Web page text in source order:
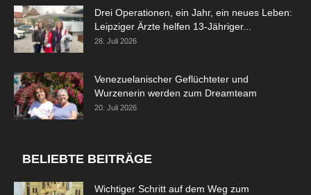
Drei Operationen, ein Jahr, ein neues Leben:
Leipziger Ärzte helfen 13-Jähriger...
28. Juli 2026
Venezuelanischer Geflüchteter und
Wurzenerin werden zum Dreamteam
20. Juli 2026
BELIEBTE BEITRÄGE
Wichtiger Schritt auf dem Weg zum